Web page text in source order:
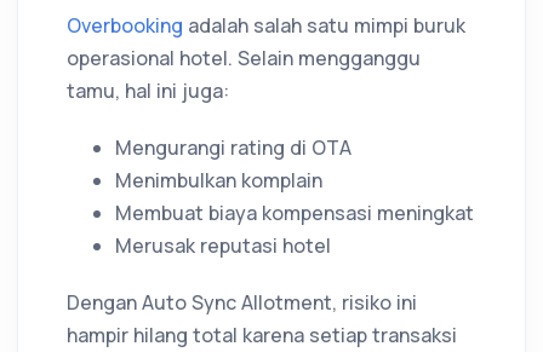
Overbooking adalah salah satu mimpi buruk
operasional hotel. Selain mengganggu
tamu, hal ini juga:
Mengurangi rating di OTA
Menimbulkan komplain
Membuat biaya kompensasi meningkat
Merusak reputasi hotel
Dengan Auto Sync Allotment, risiko ini
hampir hilang total karena setiap transaksi